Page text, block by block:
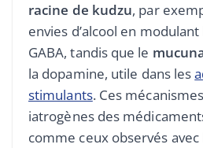
racine de kudzu, par
envies d’alcool en
GABA, tandis que le
la dopamine, utile dans les
stimulants. Ces
iatrogènes des
comme ceux observés avec